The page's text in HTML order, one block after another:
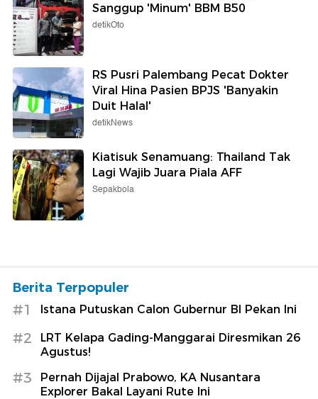
Sanggup 'Minum' BBM B50
detikOto
RS Pusri Palembang Pecat Dokter
Viral Hina Pasien BPJS 'Banyakin
Duit Halal'
detikNews
Kiatisuk Senamuang: Thailand Tak
Lagi Wajib Juara Piala AFF
Sepakbola
Berita Terpopuler
#1 Istana Putuskan Calon Gubernur BI Pekan Ini
#2
LRT Kelapa Gading-Manggarai Diresmikan 26
Agustus!
#3
Pernah Dijajal Prabowo, KA Nusantara
Explorer Bakal Layani Rute Ini